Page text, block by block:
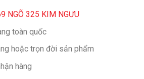
NGÕ 325 KIM NGƯU
toàn quốc
hoặc trọn đời sản phẩm
hàng